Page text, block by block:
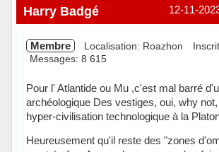
Hors ligne 12-11-
Harry Badgé
Membre Localisation: Roazhon
Messages: 8 615
Pour l' Atlantide ou Mu ,c'est mal barré
archéologique Des vestiges, oui, why
hyper-civilisation technologique à la
Heureusement qu'il reste des "zones